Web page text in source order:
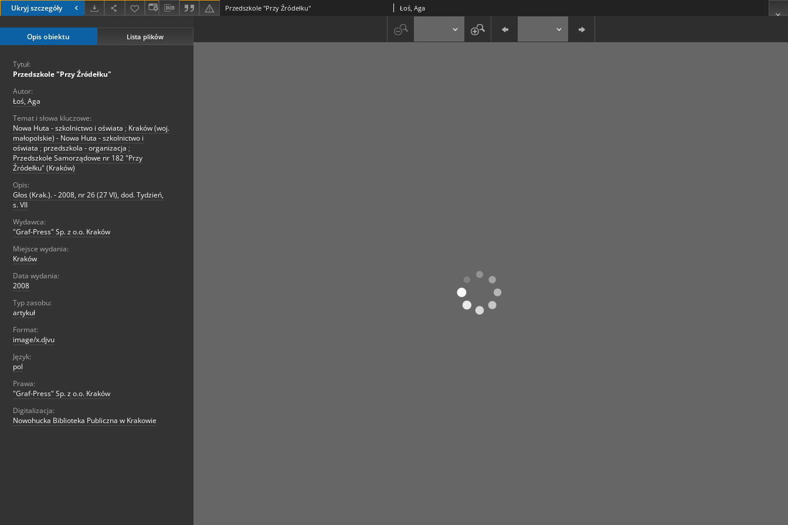
Ukryj szczegóły Przedszkole "Przy Źródełku" Łoś, Aga
Opis obiektu Lista plików
Tytuł:
Przedszkole "Przy Źródełku"
Autor:
Łoś, Aga
Temat i słowa kluczowe:
Nowa Huta - szkolnictwo i oświata ; Kraków (woj.
małopolskie) - Nowa Huta - szkolnictwo i
oświata ; przedszkola - organizacja ;
Przedszkole Samorządowe nr 182 "Przy
Źródełku" (Kraków)
Opis:
Głos (Krak.). - 2008, nr 26 (27 VI), dod. Tydzień,
s. VII
Wydawca:
"Graf-Press" Sp. z o.o. Kraków
Miejsce wydania:
Kraków
Data wydania:
2008
Typ zasobu:
artykuł
Format:
image/x.djvu
Język:
pol
Prawa:
"Graf-Press" Sp. z o.o. Kraków
Digitalizacja:
Nowohucka Biblioteka Publiczna w Krakowie